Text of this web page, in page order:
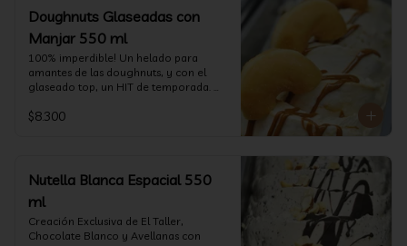
esta Edición es muy Limitada,
aproveche ya de vivir esta fantástica
experiencia!!
Ya disponible en www.eltallerchile.cl
Doughnuts Glaseadas con
Manjar 550 ml
100% imperdible! Un helado para
amantes de las doughnuts, y con el
glaseado top, un HIT de temporada.
$8.300
Nutella Blanca Espacial 550
ml
Creación Exclusiva de El Taller,
Chocolate Blanco y Avellanas con